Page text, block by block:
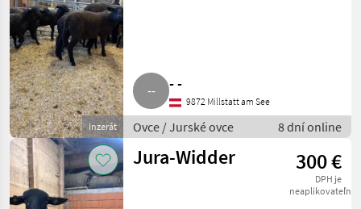
Inzerát
- -
9872 Millstatt am See
Ovce / Jurské ovce 8 dní online
Jura-Widder 300 €
DPH je
neaplikovateľné